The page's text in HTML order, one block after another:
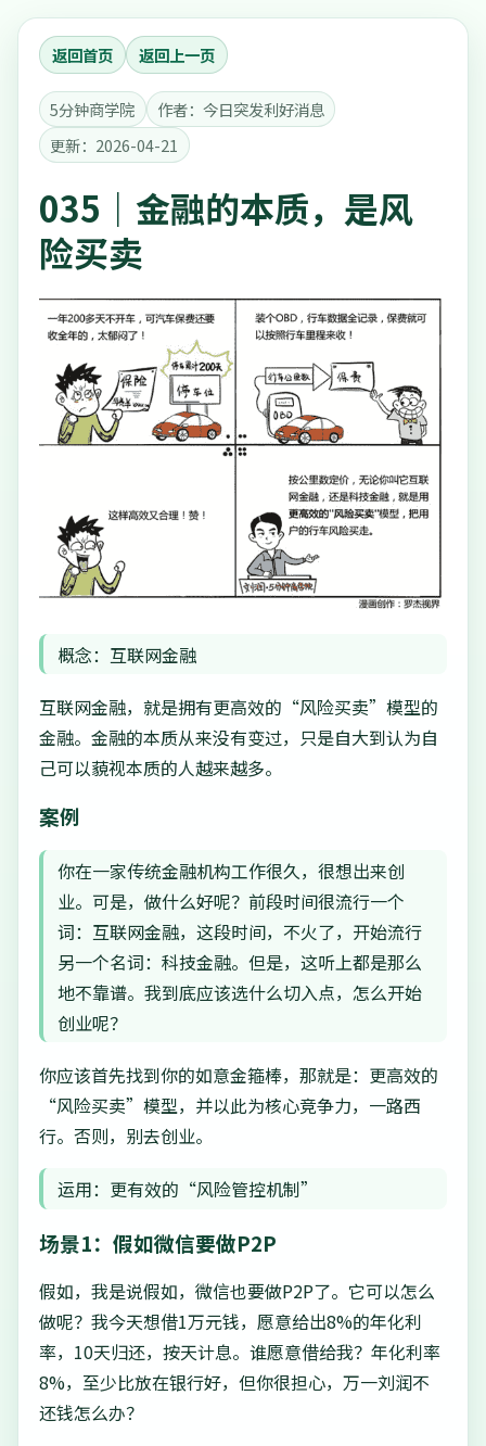
返回首页 返回上一页
5分钟商学院
作者：今日突发利好消息
更新：2026-04-21
035｜金融的本质，是风
险买卖
概念：互联网金融
互联网金融，就是拥有更高效的“风险买卖”模型的
金融。金融的本质从来没有变过，只是自大到认为自
己可以藐视本质的人越来越多。
案例
你在一家传统金融机构工作很久，很想出来创
业。可是，做什么好呢？前段时间很流行一个
词：互联网金融，这段时间，不火了，开始流行
另一个名词：科技金融。但是，这听上都是那么
地不靠谱。我到底应该选什么切入点，怎么开始
创业呢？
你应该首先找到你的如意金箍棒，那就是：更高效的
“风险买卖”模型，并以此为核心竞争力，一路西
行。否则，别去创业。
运用：更有效的“风险管控机制”
场景1：假如微信要做P2P
假如，我是说假如，微信也要做P2P了。它可以怎么
做呢？我今天想借1万元钱，愿意给出8%的年化利
率，10天归还，按天计息。谁愿意借给我？年化利率
8%，至少比放在银行好，但你很担心，万一刘润不
还钱怎么办？